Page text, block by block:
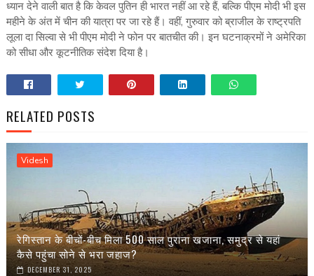
ध्यान देने वाली बात है कि केवल पुतिन ही भारत नहीं आ रहे हैं, बल्कि पीएम मोदी भी इस
महीने के अंत में चीन की यात्रा पर जा रहे हैं। वहीं, गुरुवार को ब्राजील के राष्ट्रपति
लूला दा सिल्वा से भी पीएम मोदी ने फोन पर बातचीत की। इन घटनाक्रमों ने अमेरिका
को सीधा और कूटनीतिक संदेश दिया है।
RELATED POSTS
Videsh
रेगिस्तान के बीचों-बीच मिला 500 साल पुराना खजाना, समुद्र से यहां
कैसे पहुंचा सोने से भरा जहाज?
DECEMBER 31, 2025